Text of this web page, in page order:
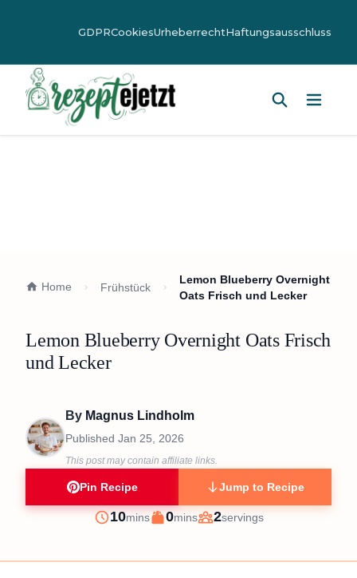
GDPRCookiesUrheberrechtHaftungsausschluss
Home Frühstück
Lemon Blueberry Overnight
Oats Frisch und Lecker
Lemon Blueberry Overnight Oats Frisch
und Lecker
By Magnus Lindholm
Published Jan 25, 2026
This post may contain affiliate links.
Pin Recipe Jump to Recipe
Prep
10minutes
mins
Cook
0minutes
mins
Servings
2servings